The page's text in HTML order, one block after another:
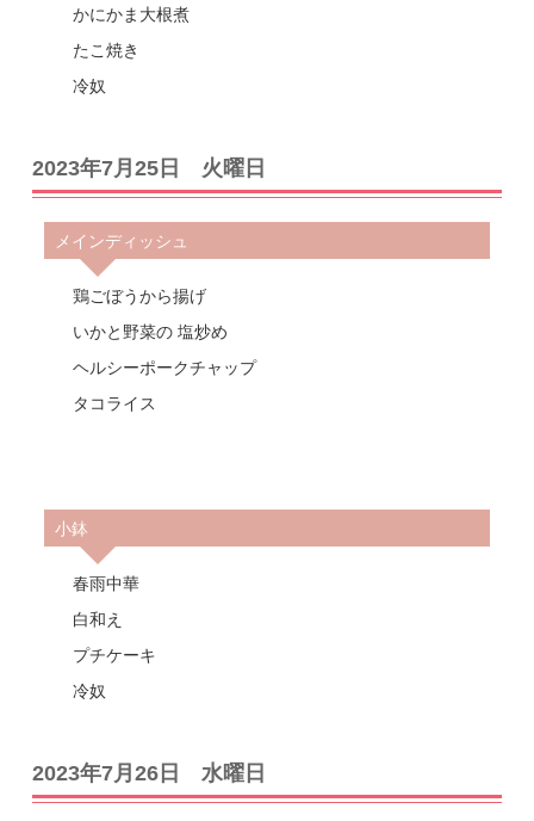
かにかま大根煮
たこ焼き
冷奴
2023年7月25日 火曜日
メインディッシュ
鶏ごぼうから揚げ
いかと野菜の 塩炒め
ヘルシーポークチャップ
タコライス
小鉢
春雨中華
白和え
プチケーキ
冷奴
2023年7月26日 水曜日